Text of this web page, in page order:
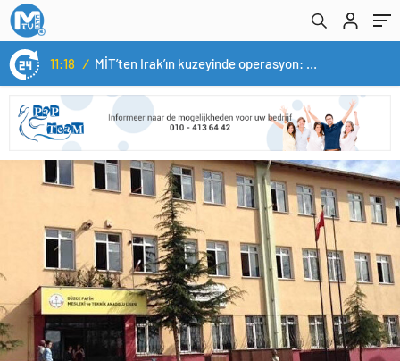
14:05 / Yerli otomobil TOGG’un ustaları burada yetişecek